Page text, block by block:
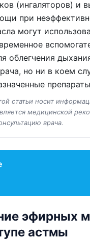
(ингаляторов) и
при
могут
облегчения
но ни в коем
статьи носит
медицинской
врача.
эфирных
астмы